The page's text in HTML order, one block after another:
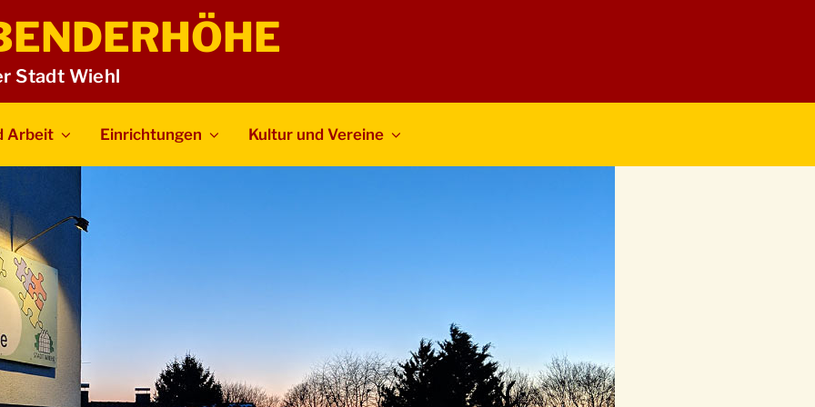
Stadt Wiehl
Arbeit Einrichtungen Kultur und Vereine